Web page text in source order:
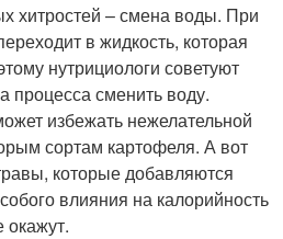
хитростей – смена воды. При
в жидкость, которая
нутрициологи советуют
процесса сменить воду.
избежать нежелательной
сортам картофеля. А вот
которые добавляются
влияния на калорийность
окажут.